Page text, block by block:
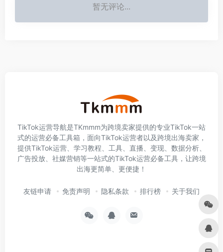
暂无评论...
TikTok运营导航是TKmmm为跨境卖家提供的专业TikTok一站
式的运营必备工具箱，面向TikTok运营者以及跨境出海卖家，
提供TikTok运营、学习教程、工具、直播、变现、数据分析、
广告投放、社媒营销等一站式的TikTok运营必备工具，让跨境
出海更简单、更便捷！
友链申请 免责声明 隐私条款 排行榜 关于我们